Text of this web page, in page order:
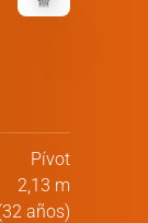
Pívot
2,13 m
años)